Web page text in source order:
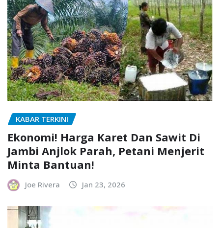
KABAR TERKINI
Ekonomi! Harga Karet Dan Sawit Di
Jambi Anjlok Parah, Petani Menjerit
Minta Bantuan!
Joe Rivera Jan 23, 2026